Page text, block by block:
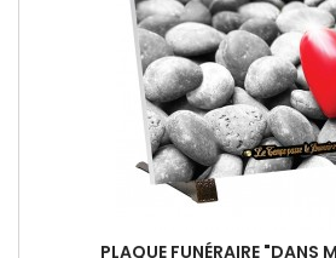
PLAQUE FUNÉRAIRE